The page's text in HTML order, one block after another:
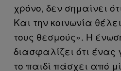
χρόνο, δεν σημαίνει
Και την κοινωνία
τους θεσμούς». Η
διασφαλίζει ότι ένας
το παιδί πάσχει από